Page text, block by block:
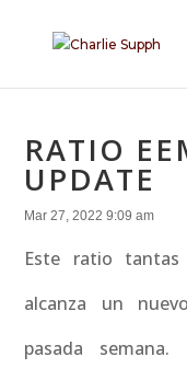
RATIO
UPDATE
Mar 27, 2022 9:09 am
Este ratio tantas
alcanza un
pasada